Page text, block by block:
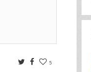
TwitterFacebook
5